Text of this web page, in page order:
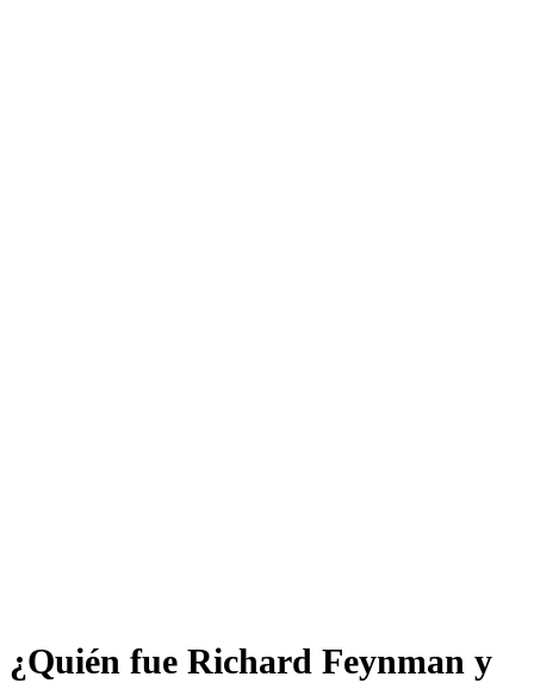
¿Quién fue Richard Feynman y